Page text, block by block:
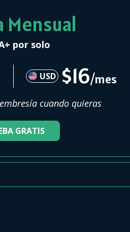
Mensual
por solo
USD $16/mes
cuando quieras
GRATIS